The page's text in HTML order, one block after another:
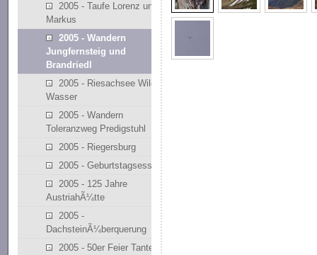
2005 - Taufe Lorenz und
Markus
2005 - Wandern
Jungfernsteig und
Brandriedl
2005 - Riesachsee Wilde
Wasser
2005 - Wandern
Toleranzweg Predigstuhl
2005 - Riegersburg
2005 - Geburtstagsessen
2005 - 125 Jahre
AustriahÃ¼tte
2005 -
DachsteinÃ¼berquerung
2005 - 50er Feier Tante